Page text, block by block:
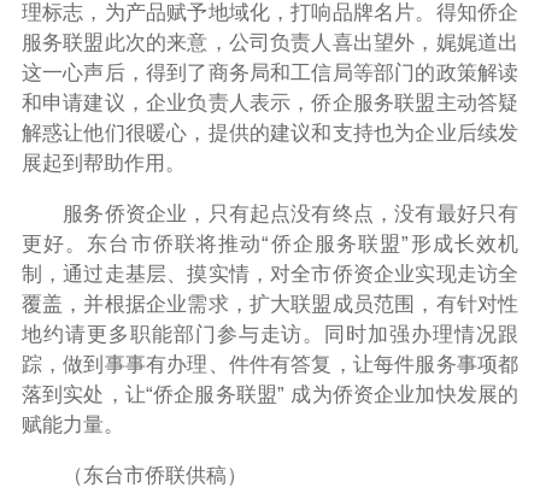
理标志，为产品赋予地域化，打响品牌名片。得知侨企
服务联盟此次的来意，公司负责人喜出望外，娓娓道出
这一心声后，得到了商务局和工信局等部门的政策解读
和申请建议，企业负责人表示，侨企服务联盟主动答疑
解惑让他们很暖心，提供的建议和支持也为企业后续发
展起到帮助作用。
服务侨资企业，只有起点没有终点，没有最好只有
更好。东台市侨联将推动“侨企服务联盟” 形成长效机
制，通过走基层、摸实情，对全市侨资企业实现走访全
覆盖，并根据企业需求， 扩大联盟成员范围， 有针对性
地约请更多职能部门参与走访。同时加强办理情况跟
踪，做到事事有办理、件件有答复，让每件服务事项都
落到实处，让“侨企服务联盟” 成为侨资企业加快发展的
赋能力量。
（东台市侨联供稿）